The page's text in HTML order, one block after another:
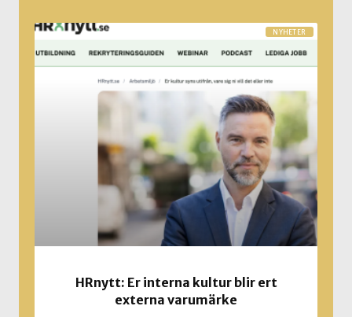
NYHETER
HRnytt: Er interna kultur blir ert
externa varumärke